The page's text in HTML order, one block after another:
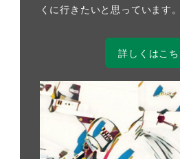
くに行きたいと思っています。
詳しくはこち